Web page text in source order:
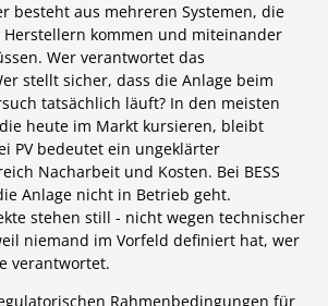
besteht aus mehreren Systemen, die
Herstellern kommen und miteinander
Wer verantwortet das
stellt sicher, dass die Anlage beim
tatsächlich läuft? In den meisten
heute im Markt kursieren, bleibt
PV bedeutet ein ungeklärter
Nacharbeit und Kosten. Bei BESS
Anlage nicht in Betrieb geht.
stehen still - nicht wegen technischer
niemand im Vorfeld definiert hat, wer
verantwortet.
Rahmenbedingungen für